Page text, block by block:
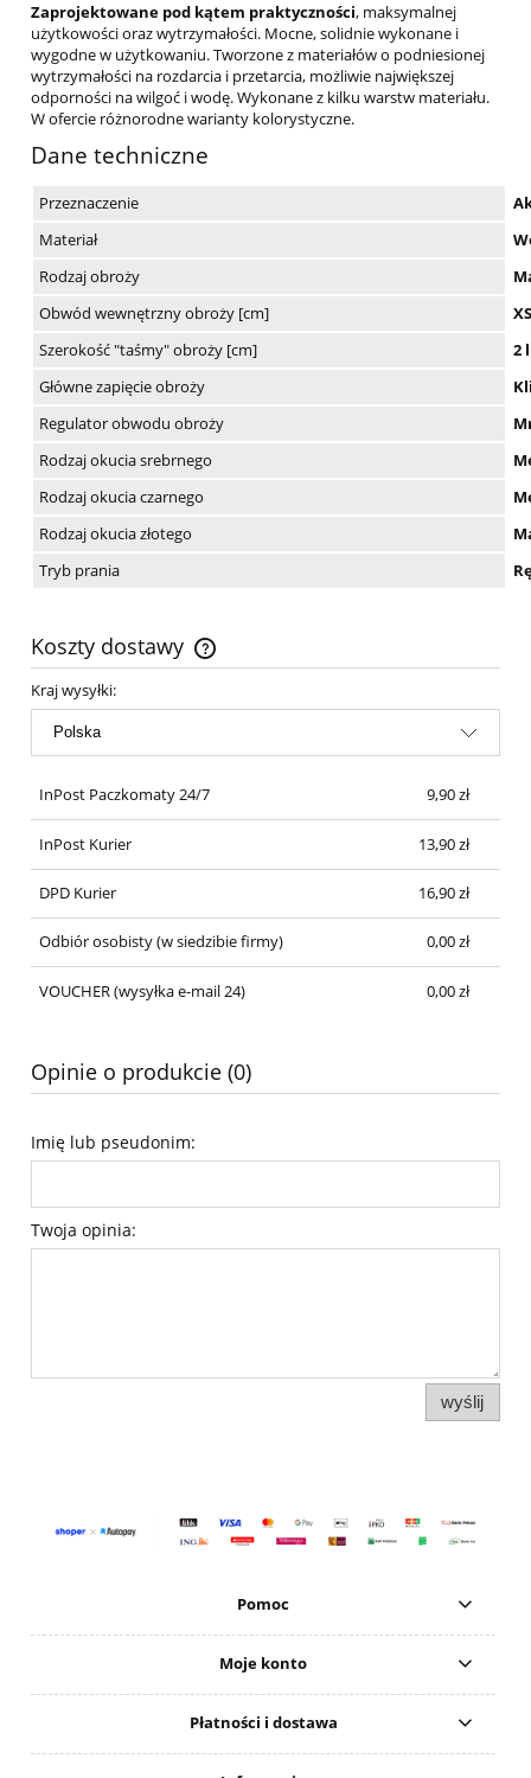
Zaprojektowane pod kątem praktyczności, maksymalnej
użytkowości oraz wytrzymałości. Mocne, solidnie wykonane i
wygodne w użytkowaniu. Tworzone z materiałów o podniesionej
wytrzymałości na rozdarcia i przetarcia, możliwie największej
odporności na wilgoć i wodę. Wykonane z kilku warstw materiału.
W ofercie różnorodne warianty kolorystyczne.
Dane techniczne
Przeznaczenie
Materiał
Rodzaj obroży
Obwód wewnętrzny obroży [cm]
Szerokość "taśmy" obroży [cm]
2
Główne zapięcie obroży
Regulator obwodu obroży
Rodzaj okucia srebrnego
Rodzaj okucia czarnego
Rodzaj okucia złotego
Tryb prania
Koszty dostawy
Cena nie zawiera ewentualnych kosztów płatności
Kraj wysyłki:
InPost Paczkomaty 24/7 9,90 zł
InPost Kurier 13,90 zł
DPD Kurier 16,90 zł
Odbiór osobisty(w siedzibie firmy) 0,00 zł
VOUCHER(wysyłka e-mail 24) 0,00 zł
Opinie o produkcie (0)
Imię lub pseudonim:
Twoja opinia:
wyślij
Pomoc
Moje konto
Płatności i dostawa